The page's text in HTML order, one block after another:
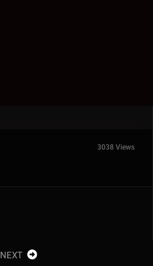
3038 Views
NEXT